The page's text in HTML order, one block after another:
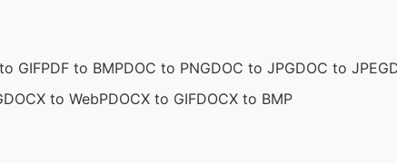
GIFPDF to BMPDOC to PNGDOC to JPGDOC to JPEG
DOCX to WebPDOCX to GIFDOCX to BMP